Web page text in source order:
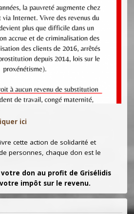
ici
cette action de solidarité et
personnes, chaque don est le
don au profit de Grisélidis
impôt sur le revenu.